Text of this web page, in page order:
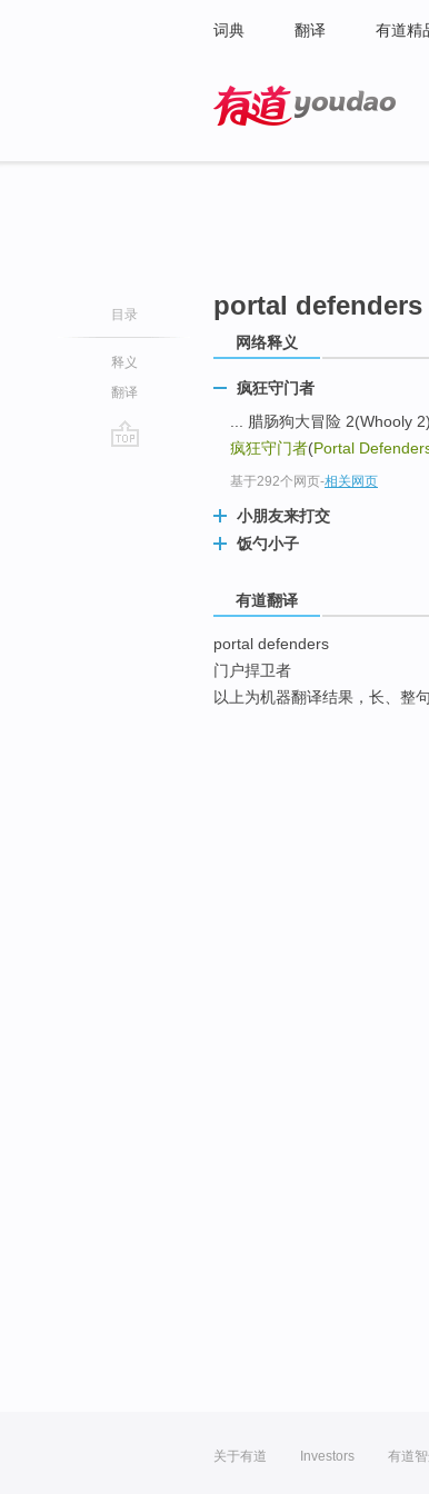
词典 翻译 有道精
目录
释义
翻译
portal defenders
网络释义
疯狂守门者
... 腊肠狗大冒险 2(Whooly
疯狂守门者(Portal
基于292个网页-相关网页
小朋友来打交
饭勺小子
有道翻译
portal defenders
门户捍卫者
以上为机器翻译结果，长、整
关于有道 Investors 有道